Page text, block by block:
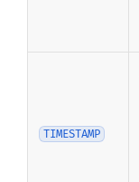
TIMESTAMP